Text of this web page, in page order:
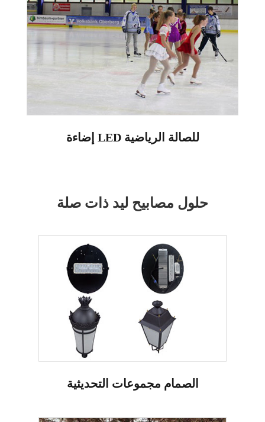
إضاءة LED للصالة الرياضية
حلول مصابيح ليد ذات صلة
الصمام مجموعات التحديثية